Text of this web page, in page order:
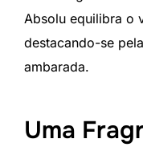
Absolu equilibra o
destacando-se
ambarada.
Uma